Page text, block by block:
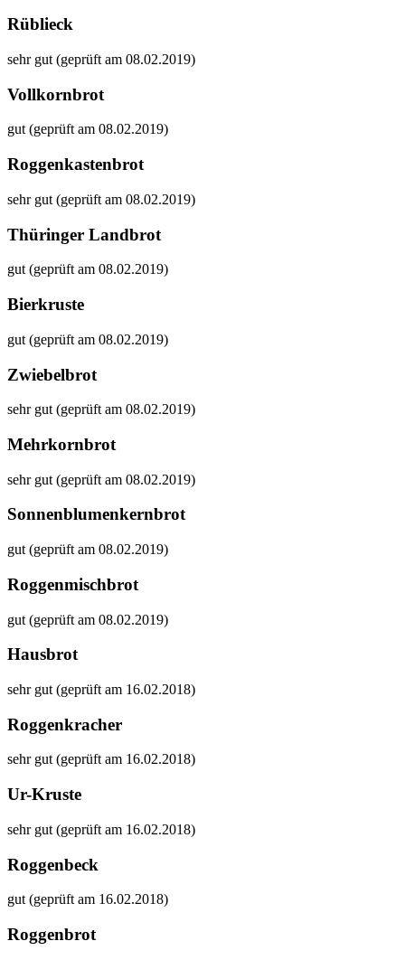
Rüblieck
sehr gut (geprüft am 08.02.2019)
Vollkornbrot
gut (geprüft am 08.02.2019)
Roggenkastenbrot
sehr gut (geprüft am 08.02.2019)
Thüringer Landbrot
gut (geprüft am 08.02.2019)
Bierkruste
gut (geprüft am 08.02.2019)
Zwiebelbrot
sehr gut (geprüft am 08.02.2019)
Mehrkornbrot
sehr gut (geprüft am 08.02.2019)
Sonnenblumenkernbrot
gut (geprüft am 08.02.2019)
Roggenmischbrot
gut (geprüft am 08.02.2019)
Hausbrot
sehr gut (geprüft am 16.02.2018)
Roggenkracher
sehr gut (geprüft am 16.02.2018)
Ur-Kruste
sehr gut (geprüft am 16.02.2018)
Roggenbeck
gut (geprüft am 16.02.2018)
Roggenbrot